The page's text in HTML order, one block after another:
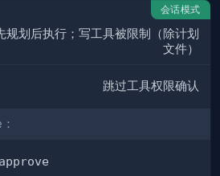
会话模式
规划后执行；写工具被限制（除计划
文件）
跳过工具权限确认